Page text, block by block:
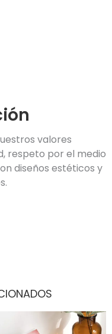
valores
respeto por el medio
diseños estéticos y